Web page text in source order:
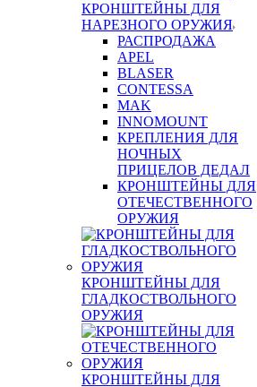
КРОНШТЕЙНЫ ДЛЯ
НАРЕЗНОГО ОРУЖИЯ
РАСПРОДАЖА
APEL
BLASER
CONTESSA
MAK
INNOMOUNT
КРЕПЛЕНИЯ ДЛЯ
НОЧНЫХ
ПРИЦЕЛОВ ДЕДАЛ
КРОНШТЕЙНЫ ДЛЯ
ОТЕЧЕСТВЕННОГО
ОРУЖИЯ
КРОНШТЕЙНЫ ДЛЯ
ГЛАДКОСТВОЛЬНОГО
ОРУЖИЯ
КРОНШТЕЙНЫ ДЛЯ